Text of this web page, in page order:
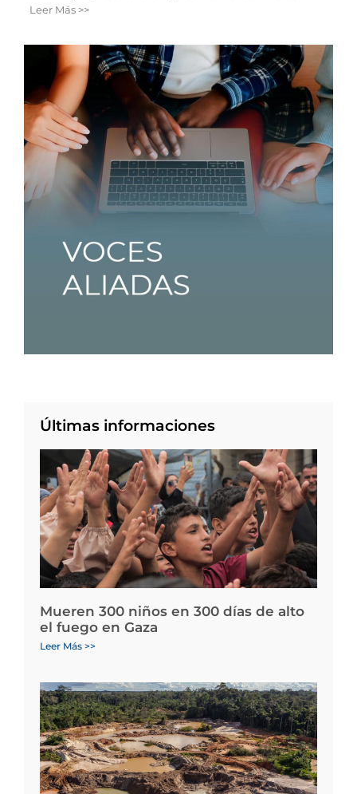
Leer Más >>
Últimas informaciones
Mueren 300 niños en 300 días de alto
el fuego en Gaza
Leer Más >>